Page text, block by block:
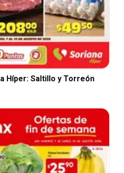
Híper: Saltillo y Torreón